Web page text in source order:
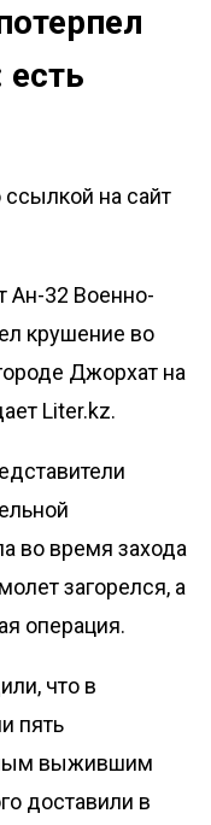
ссылкой на сайт
Ан-32 Военно-
крушение во
Джорхат на
Liter.kz.
во время захода
загорелся, а
операция.
что в
пять
выжившим
доставили в